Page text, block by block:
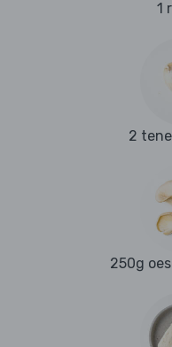
1
2
250g